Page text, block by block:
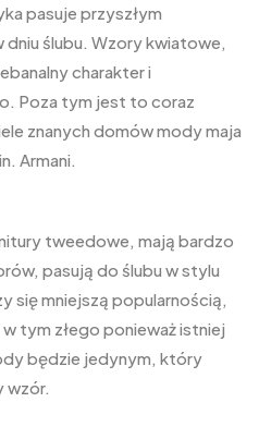
pasuje przyszłym
ślubu. Wzory kwiatowe,
charakter i
Poza tym jest to coraz
znanych domów mody maja
Armani.
tweedowe, mają bardzo
pasują do ślubu w stylu
się mniejszą popularnością,
tym złego ponieważ istniej
będzie jedynym, który
wzór.